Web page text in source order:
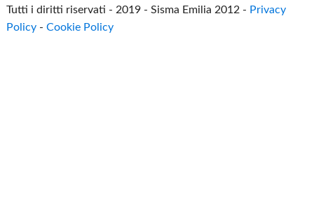
Tutti i diritti riservati - 2019 - Sisma Emilia 2012 - Privacy
Policy -Cookie Policy